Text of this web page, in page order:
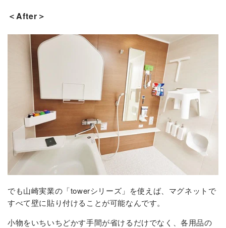
＜After＞
でも山崎実業の「towerシリーズ」を使えば、マグネットで
すべて壁に貼り付けることが可能なんです。
小物をいちいちどかす手間が省けるだけでなく、各用品の